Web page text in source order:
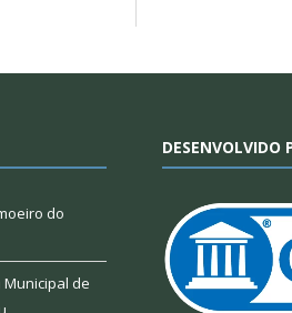
do
Municipal de
DESENVOLVIDO